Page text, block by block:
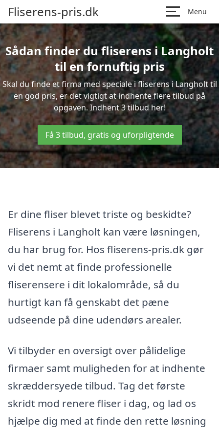
Fliserens-pris.dk Menu
Sådan finder du fliserens i Langholt
til en fornuftig pris
Skal du finde et firma med speciale i fliserens i Langholt til
en god pris, er det vigtigt at indhente flere tilbud på
opgaven. Indhent 3 tilbud her!
Få 3 tilbud, gratis og uforpligtende
Er dine fliser blevet triste og beskidte?
Fliserens i Langholt kan være løsningen,
du har brug for. Hos fliserens-pris.dk gør
vi det nemt at finde professionelle
fliserensere i dit lokalområde, så du
hurtigt kan få genskabt det pæne
udseende på dine udendørs arealer.
Vi tilbyder en oversigt over pålidelige
firmaer samt muligheden for at indhente
skræddersyede tilbud. Tag det første
skridt mod renere fliser i dag, og lad os
hjælpe dig med at finde den rette løsning